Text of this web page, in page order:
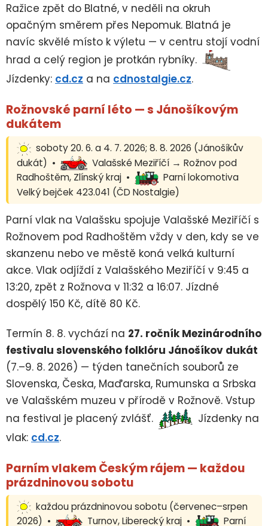
Ražice zpět do Blatné, v neděli na okruh
opačným směrem přes Nepomuk. Blatná je
navíc skvělé místo k výletu — v centru stojí vodní
hrad a celý region je protkán rybníky.
Jízdenky: cd.cz a na cdnostalgie.cz.
Rožnovské parní léto — s Jánošíkovým
dukátem
soboty 20. 6. a 4. 7. 2026; 8. 8. 2026 (Jánošíkův
dukát) •
Valašské Meziříčí → Rožnov pod
Radhoštěm, Zlínský kraj •
Parní lokomotiva
Velký bejček 423.041 (ČD Nostalgie)
Parní vlak na Valašsku spojuje Valašské Meziříčí s
Rožnovem pod Radhoštěm vždy v den, kdy se ve
skanzenu nebo ve městě koná velká kulturní
akce. Vlak odjíždí z Valašského Meziříčí v 9:45 a
13:20, zpět z Rožnova v 11:32 a 16:07. Jízdné
dospělý 150 Kč, dítě 80 Kč.
Termín 8. 8. vychází na 27. ročník Mezinárodního
festivalu slovenského folklóru Jánošíkov dukát
(7.–9. 8. 2026) — týden tanečních souborů ze
Slovenska, Česka, Maďarska, Rumunska a Srbska
ve Valašském muzeu v přírodě v Rožnově. Vstup
na festival je placený zvlášť.
Jízdenky na
vlak: cd.cz.
Parním vlakem Českým rájem — každou
prázdninovou sobotu
každou prázdninovou sobotu (červenec–srpen
2026) •
Turnov, Liberecký kraj • Parní